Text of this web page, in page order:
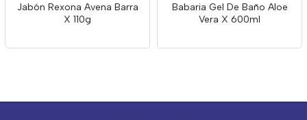
Jabón Rexona Avena Barra
X 110g
Babaria Gel De Baño Aloe
Vera X 600ml